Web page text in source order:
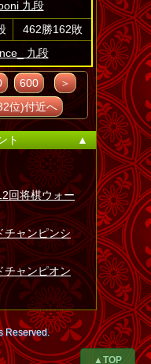
九段
462勝162敗
九段
600
＞
位)付近へ
ト ▲
回将棋ウォー
チャンピンシ
チャンピオン
Reserved.
▲TOP